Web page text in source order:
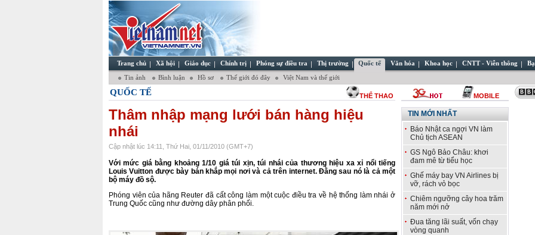
Trang chủ Xã hội Giáo dục Chính trị Phóng sự điều tra Thị trường Quốc tế Văn hóa Khoa học CNTT - Viễn thông
Tin ảnh Bình luận Hồ sơ Thế giới đó đây Việt Nam và thế giới
QUỐC TẾ THỂ THAO MOBILE
Thâm nhập mạng lưới bán hàng hiệu
nhái
Cập nhật lúc 14:11, Thứ Hai, 01/11/2010 (GMT+7)
Với mức giá bằng khoảng 1/10 giá túi xịn, túi nhái của thương hiệu xa xỉ nổi tiếng
Louis Vuitton được bày bán khắp mọi nơi và cả trên internet. Đằng sau nó là cả một
bộ máy đồ sộ.
Phóng viên của hãng Reuter đã cất công làm một cuộc điều tra về hệ thống làm nhái ở
Trung Quốc cũng như đường dây phân phối.
TIN MỚI NHẤT
Báo Nhật ca ngợi VN làm
Chủ tịch ASEAN
GS Ngô Bảo Châu: khơi
đam mê từ tiểu học
Ghế máy bay VN Airlines bị
vỡ, rách vỏ bọc
Chiêm ngưỡng cây hoa trăm
năm mới nở
Đua tăng lãi suất, vốn chạy
vòng quanh